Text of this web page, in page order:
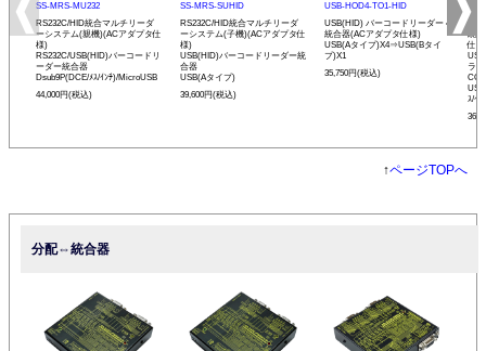
SS-MRS-MU232
RS232C/HID統合マルチリーダ
ーシステム(親機)(ACアダプタ仕
様)
RS232C/USB(HID)バーコードリ
ーダー統合器
Dsub9P(DCE/ﾒｽ/ｲﾝﾁ)/MicroUSB
44,000円(税込)
SS-MRS-SUHID
RS232C/HID統合マルチリーダ
ーシステム(子機)(ACアダプタ仕
様)
USB(HID)バーコードリーダー統
合器
USB(Aタイプ)
39,600円(税込)
USB-HOD4-TO1-HID
USB(HID) バーコードリーダー 4
統合器(ACアダプタ仕様)
USB(Aタイプ)X4⇒USB(Bタイ
プ)X1
35,750円(税込)
統
仕
ラ
ｽ/ｲﾝ
↑ページTOPへ
分配⇔統合器